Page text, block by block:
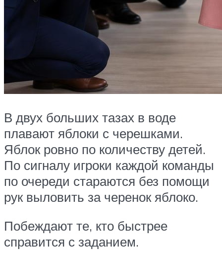
В двух больших тазах в воде
плавают яблоки с черешками.
Яблок ровно по количеству детей.
По сигналу игроки каждой команды
по очереди стараются без помощи
рук выловить за черенок яблоко.
Побеждают те, кто быстрее
справится с заданием.